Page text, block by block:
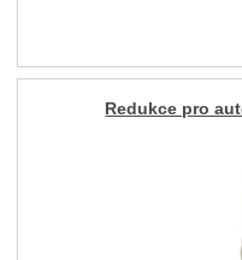
Redukce pro